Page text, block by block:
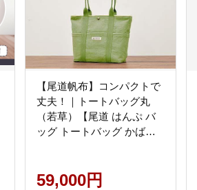
【尾道帆布】コンパクトで
丈夫！｜トートバッグ丸
（若草）【尾道 はんぷ バ
ッグ トートバッグ かばん
尾道市】
59,000円